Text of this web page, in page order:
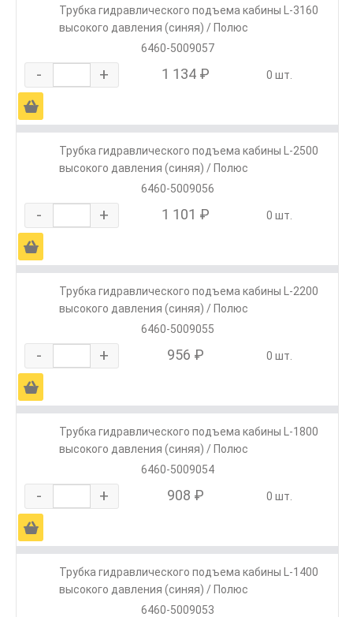
Трубка гидравлического подъема кабины L-3160
высокого давления (синяя) / Полюс
6460-5009057
- + 1 134 ₽ 0 шт.
Ä
Трубка гидравлического подъема кабины L-2500
высокого давления (синяя) / Полюс
6460-5009056
- + 1 101 ₽ 0 шт.
Ä
Трубка гидравлического подъема кабины L-2200
высокого давления (синяя) / Полюс
6460-5009055
- + 956 ₽ 0 шт.
Ä
Трубка гидравлического подъема кабины L-1800
высокого давления (синяя) / Полюс
6460-5009054
- + 908 ₽ 0 шт.
Ä
Трубка гидравлического подъема кабины L-1400
высокого давления (синяя) / Полюс
6460-5009053